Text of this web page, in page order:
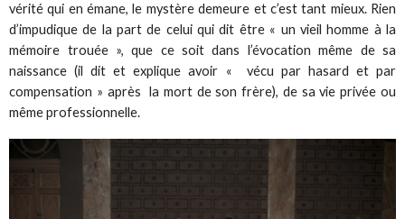
vérité qui en émane, le mystère demeure et c’est tant mieux. Rien
d’impudique de la part de celui qui dit être « un vieil homme à la
mémoire trouée », que ce soit dans l’évocation même de sa
naissance (il dit et explique avoir « vécu par hasard et par
compensation » après la mort de son frère), de sa vie privée ou
même professionnelle.